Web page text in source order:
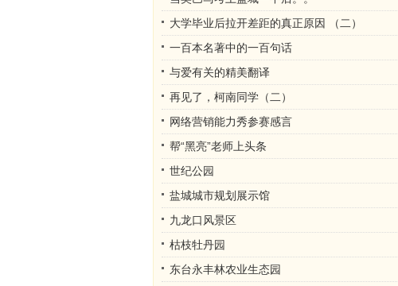
大学毕业后拉开差距的真正原因 （二）
一百本名著中的一百句话
与爱有关的精美翻译
再见了，柯南同学（二）
网络营销能力秀参赛感言
帮“黑亮”老师上头条
世纪公园
盐城城市规划展示馆
九龙口风景区
枯枝牡丹园
东台永丰林农业生态园